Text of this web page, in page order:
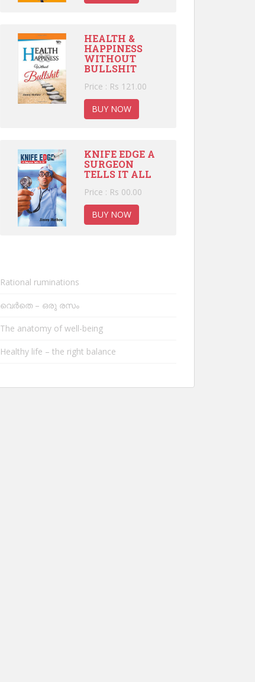
HEALTH &
HAPPINESS
WITHOUT
BULLSHIT
Price : Rs 121.00
BUY NOW
KNIFE EDGE A
SURGEON
TELLS IT ALL
Price : Rs 00.00
BUY NOW
Rational ruminations
വെർതെ – ഒരു രസം
The anatomy of well-being
Healthy life – the right balance